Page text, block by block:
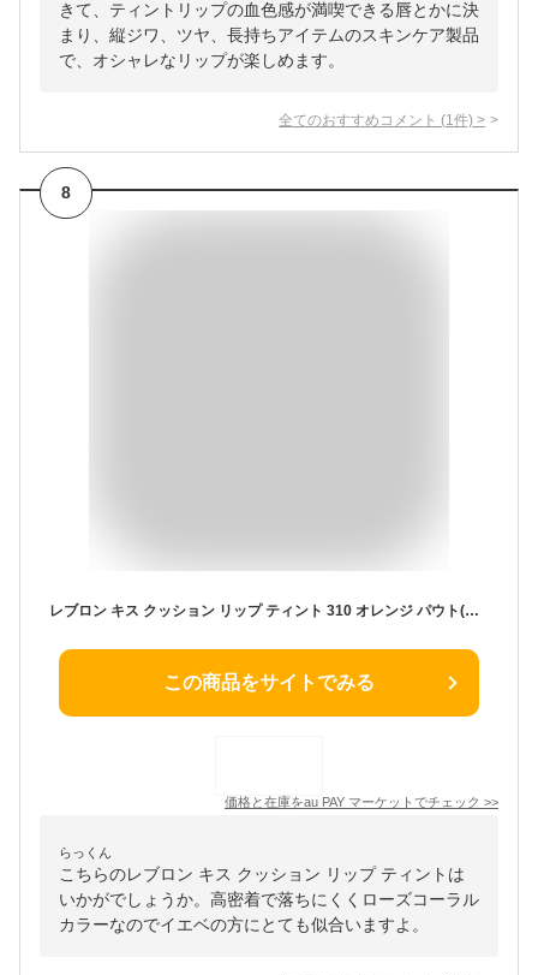
きて、ティントリップの血色感が満喫できる唇とかに決
まり、縦ジワ、ツヤ、長持ちアイテムのスキンケア製品
で、オシャレなリップが楽しめます。
全てのおすすめコメント (1 件) >
8
レブロン キス クッション リップ ティント 310 オレンジ パウト(カラーイメージ:ローズコーラル) 口紅 4.4ml
この商品をサイトでみる
価格と在庫をau PAY マーケット でチェック >>
らっくん
こちらのレブロン キス クッション リップ ティントは
いかがでしょうか。高密着で落ちにくくローズコーラル
カラーなのでイエベの方にとても似合いますよ。